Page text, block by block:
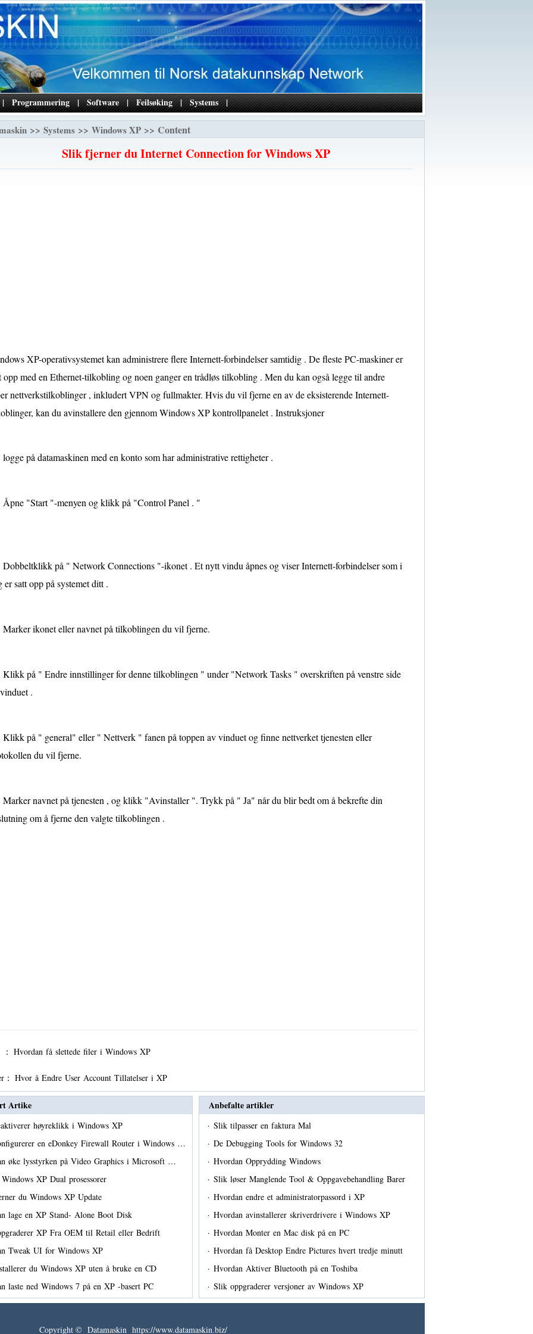
Programmering | Software | Feilsøking | Systems |
>> Systems >> Windows XP >> Content
Slik fjerner du Internet Connection for Windows XP
XP-operativsystemet kan administrere flere Internett-forbindelser samtidig . De fleste PC-maskiner er
opp med en Ethernet-tilkobling og noen ganger en trådløs tilkobling . Men du kan også legge til andre
nettverkstilkoblinger , inkludert VPN og fullmakter. Hvis du vil fjerne en av de eksisterende Internett-
kan du avinstallere den gjennom Windows XP kontrollpanelet . Instruksjoner
logge på datamaskinen med en konto som har administrative rettigheter .
Åpne "Start "-menyen og klikk på "Control Panel . "
Dobbeltklikk på " Network Connections "-ikonet . Et nytt vindu åpnes og viser Internett-forbindelser som i
er satt opp på systemet ditt .
Marker ikonet eller navnet på tilkoblingen du vil fjerne.
Klikk på " Endre innstillinger for denne tilkoblingen " under "Network Tasks " overskriften på venstre side
.
Klikk på " general" eller " Nettverk " fanen på toppen av vinduet og finne nettverket tjenesten eller
du vil fjerne.
Marker navnet på tjenesten , og klikk "Avinstaller ". Trykk på " Ja" når du blir bedt om å bekrefte din
om å fjerne den valgte tilkoblingen .
Hvordan få slettede filer i Windows XP
： Hvor å Endre User Account Tillatelser i XP
Artike
høyreklikk i Windows XP
en eDonkey Firewall Router i Windows …
øke lysstyrken på Video Graphics i Microsoft …
XP Dual prosessorer
du Windows XP Update
lage en XP Stand- Alone Boot Disk
XP Fra OEM til Retail eller Bedrift
Tweak UI for Windows XP
du Windows XP uten å bruke en CD
laste ned Windows 7 på en XP -basert PC
Anbefalte artikler
· Slik tilpasser en faktura Mal
· De Debugging Tools for Windows 32
· Hvordan Opprydding Windows
· Slik løser Manglende Tool & Oppgavebehandling Barer
· Hvordan endre et administratorpassord i XP
· Hvordan avinstallerer skriverdrivere i Windows XP
· Hvordan Monter en Mac disk på en PC
· Hvordan få Desktop Endre Pictures hvert tredje minutt
· Hvordan Aktiver Bluetooth på en Toshiba
· Slik oppgraderer versjoner av Windows XP
Copyright © Datamaskin https://www.datamaskin.biz/